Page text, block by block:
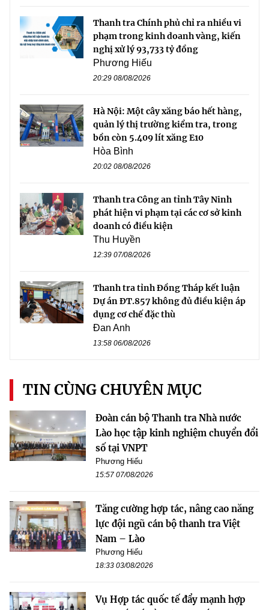
Thanh tra Chính phủ chỉ ra nhiều vi
phạm trong kinh doanh vàng, kiến
nghị xử lý 93,733 tỷ đồng
Phương Hiếu
20:29 08/08/2026
Hà Nội: Một cây xăng báo hết hàng,
quản lý thị trường kiểm tra, trong
bồn còn 5.409 lít xăng E10
Hòa Bình
20:02 08/08/2026
Thanh tra Công an tỉnh Tây Ninh
phát hiện vi phạm tại các cơ sở kinh
doanh có điều kiện
Thu Huyền
12:39 07/08/2026
Thanh tra tỉnh Đồng Tháp kết luận
Dự án ĐT.857 không đủ điều kiện áp
dụng cơ chế đặc thù
Đan Anh
13:58 06/08/2026
TIN CÙNG CHUYÊN MỤC
Đoàn cán bộ Thanh tra Nhà nước
Lào học tập kinh nghiệm chuyển đổi
số tại VNPT
Phương Hiếu
15:57 07/08/2026
Tăng cường hợp tác, nâng cao năng
lực đội ngũ cán bộ thanh tra Việt
Nam – Lào
Phương Hiếu
18:33 03/08/2026
Vụ Hợp tác quốc tế đẩy mạnh hợp